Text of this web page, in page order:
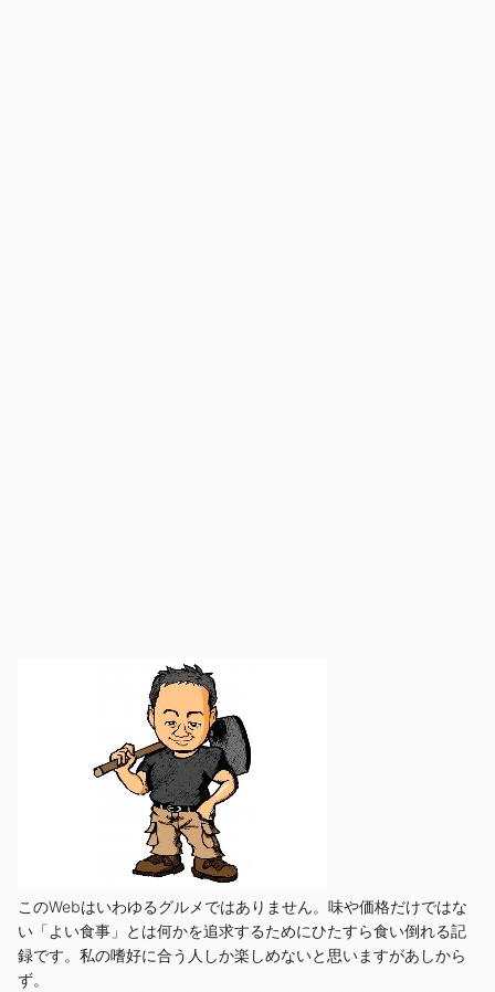
このWebはいわゆるグルメではありません。味や価格だけではな
い「よい食事」とは何かを追求するためにひたすら食い倒れる記
録です。私の嗜好に合う人しか楽しめないと思いますがあしから
ず。